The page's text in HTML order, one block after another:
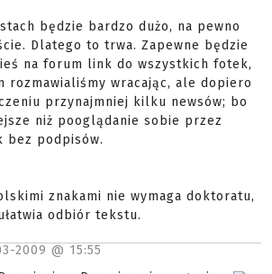
będzie bardzo dużo, na pewno
Dlatego to trwa. Zapewne będzie
na forum link do wszystkich fotek,
rozmawialiśmy wracając, ale dopiero
przynajmniej kilku newsów; bo
niż pooglądanie sobie przez
bez podpisów.
znakami nie wymaga doktoratu,
odbiór tekstu.
2009 @ 15:55